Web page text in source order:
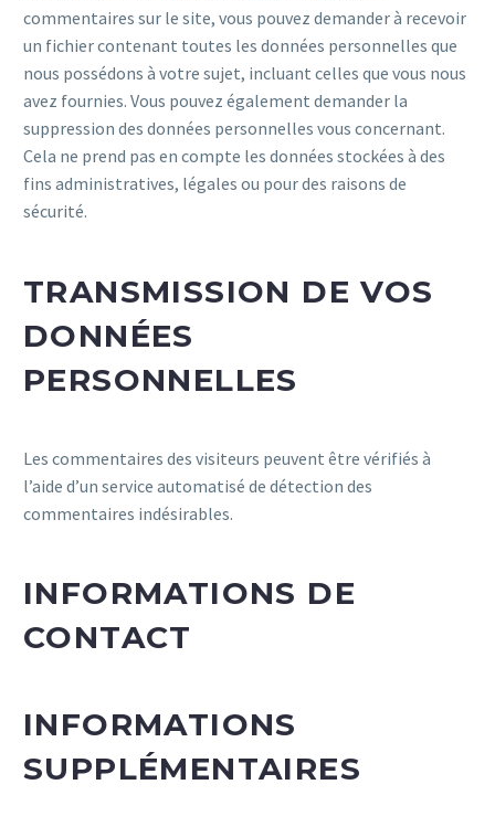
commentaires sur le site, vous pouvez demander à recevoir
un fichier contenant toutes les données personnelles que
nous possédons à votre sujet, incluant celles que vous nous
avez fournies. Vous pouvez également demander la
suppression des données personnelles vous concernant.
Cela ne prend pas en compte les données stockées à des
fins administratives, légales ou pour des raisons de
sécurité.
TRANSMISSION DE VOS
DONNÉES
PERSONNELLES
Les commentaires des visiteurs peuvent être vérifiés à
l’aide d’un service automatisé de détection des
commentaires indésirables.
INFORMATIONS DE
CONTACT
INFORMATIONS
SUPPLÉMENTAIRES